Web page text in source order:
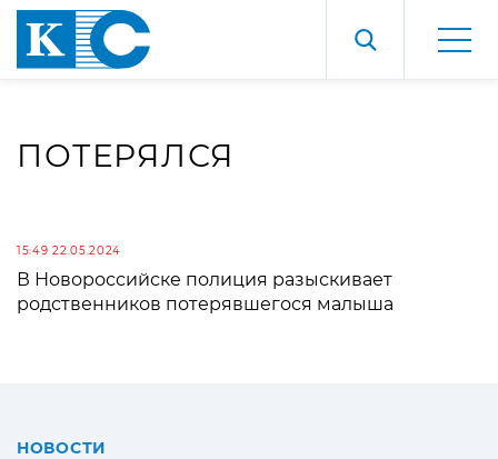
ПОТЕРЯЛСЯ
15:49 22.05.2024
В Новороссийске полиция разыскивает
родственников потерявшегося малыша
НОВОСТИ